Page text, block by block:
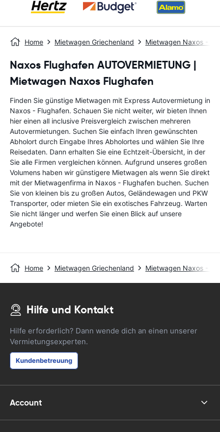
Home Mietwagen Griechenland Mietwagen Naxos -
Naxos Flughafen AUTOVERMIETUNG |
Mietwagen Naxos Flughafen
Finden Sie günstige Mietwagen mit Express Autovermietung in
Naxos - Flughafen. Schauen Sie nicht weiter, wir bieten Ihnen
hier einen all inclusive Preisvergleich zwischen mehreren
Autovermietungen. Suchen Sie einfach Ihren gewünschten
Abholort durch Eingabe Ihres Abholortes und wählen Sie Ihre
Reisedaten. Dann erhalten Sie eine Echtzeit-Übersicht, in der
Sie alle Firmen vergleichen können. Aufgrund unseres großen
Volumens haben wir günstigere Mietwagen als wenn Sie direkt
mit der Mietwagenfirma in Naxos - Flughafen buchen. Suchen
Sie von kleinen bis zu großen Autos, Geländewagen und PKW
Transporter, oder mieten Sie ein exotisches Fahrzeug. Warten
Sie nicht länger und werfen Sie einen Blick auf unsere
Angebote!
Home Mietwagen Griechenland Mietwagen Naxos -
Hilfe und Kontakt
Hilfe erforderlich? Dann wende dich an einen unserer
Vermietungsexperten.
Kundenbetreuung
Account